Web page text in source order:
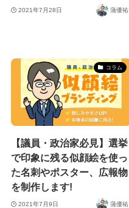
2021年7月28日 蒲優祐
コラム
【議員・政治家必見】選挙
で印象に残る似顔絵を使っ
た名刺やポスター、広報物
を制作します!
2021年7月9日 蒲優祐